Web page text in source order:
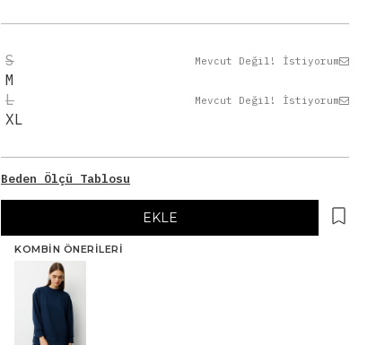
S Mevcut Değil! İstiyorum
M
L
Mevcut Değil! İstiyorum
XL
Beden Ölçü Tablosu
EKLE
KOMBIN ÖNERILERI